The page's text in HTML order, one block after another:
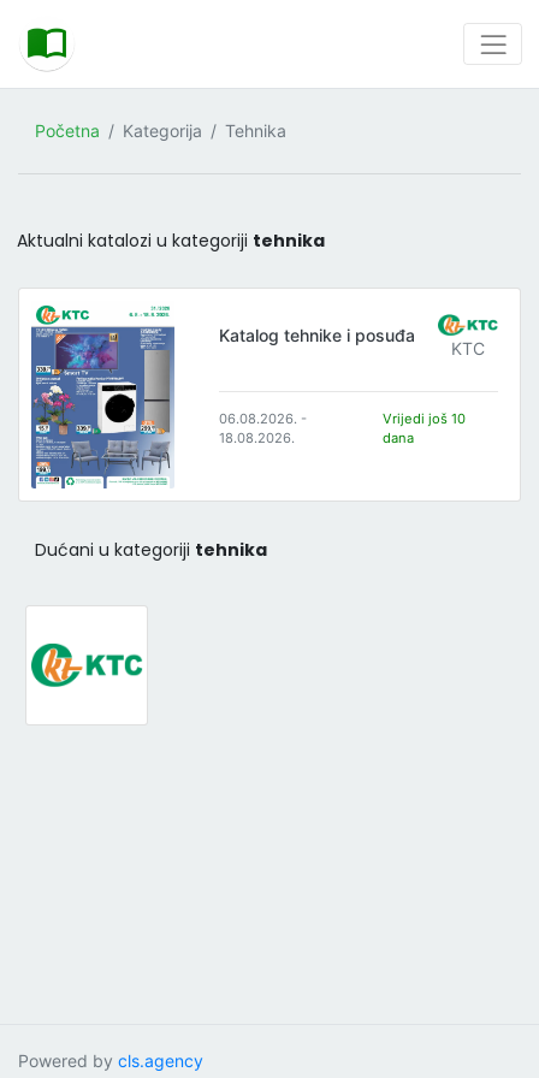
Početna Kategorija Tehnika
Aktualni katalozi u kategoriji tehnika
Katalog tehnike i posuđa
KTC
06.08.2026. -
18.08.2026.
Vrijedi još 10
dana
Dućani u kategoriji tehnika
Powered by cls.agency